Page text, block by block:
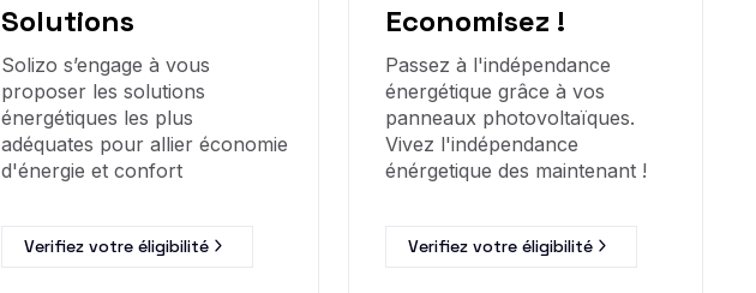
Solutions
Solizo s’engage à vous
proposer les solutions
énergétiques les plus
adéquates pour allier économie
d'énergie et confort
Verifiez votre éligibilité
Economisez !
Passez à l'indépendance
énergétique grâce à vos
panneaux photovoltaïques.
Vivez l'indépendance
énérgetique des maintenant !
Verifiez votre éligibilité